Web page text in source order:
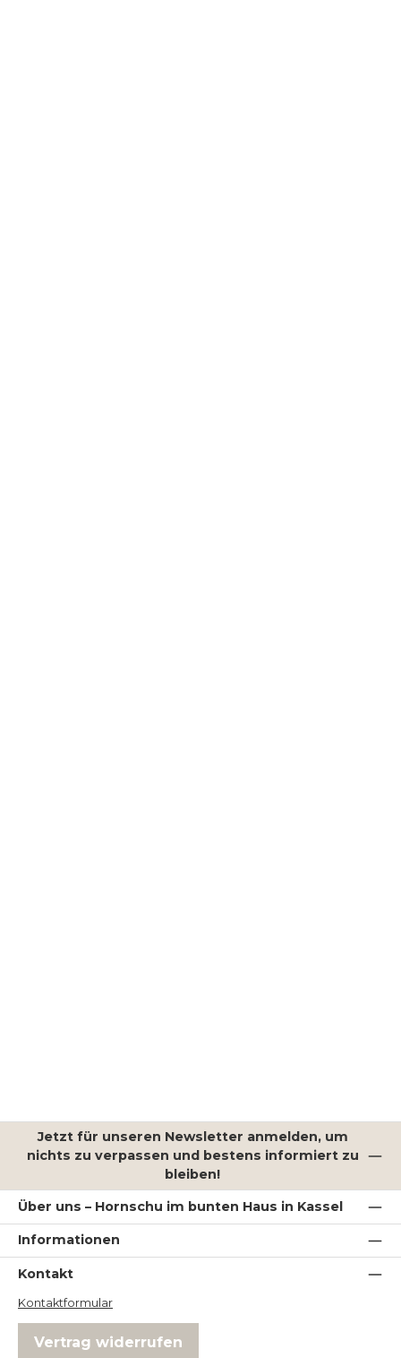
Jetzt für unseren Newsletter anmelden, um
nichts zu verpassen und bestens informiert zu
bleiben!
Über uns – Hornschu im bunten Haus in Kassel
Informationen
Kontakt
Kontaktformular
Vertrag widerrufen